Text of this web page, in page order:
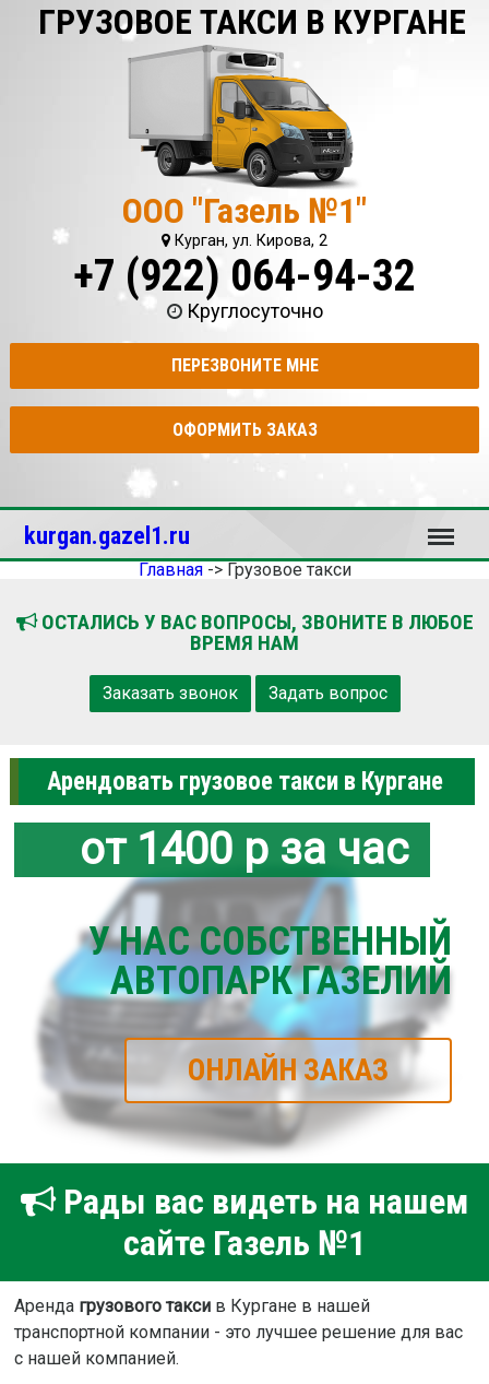
ГРУЗОВОЕ ТАКСИ В КУРГАНЕ
ООО "Газель №1"
Курган, ул. Кирова, 2
+7 (922) 064-94-32
Круглосуточно
ПЕРЕЗВОНИТЕ МНЕ
ОФОРМИТЬ ЗАКАЗ
kurgan.gazel1.ru Меню
Главная-> Грузовое такси
ОСТАЛИСЬ У ВАС ВОПРОСЫ, ЗВОНИТЕ В ЛЮБОЕ
ВРЕМЯ НАМ
Заказать звонок Задать вопрос
Арендовать грузовое такси в Кургане
от 1400 р за час
У НАС СОБСТВЕННЫЙ
АВТОПАРК ГАЗЕЛИЙ
ОНЛАЙН ЗАКАЗ
Рады вас видеть на нашем
сайте Газель №1
Аренда грузового таксив Кургане в нашей
транспортной компании - это лучшее решение для вас
с нашей компанией.